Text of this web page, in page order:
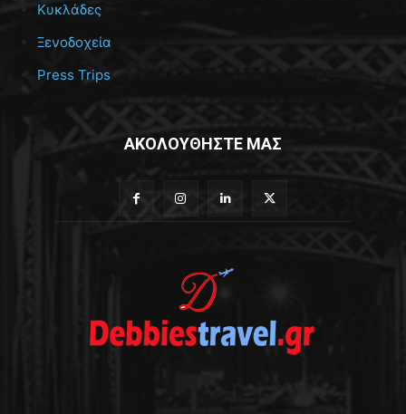
Κυκλάδες
Ξενοδοχεία
Press Trips
ΑΚΟΛΟΥΘΗΣΤΕ ΜΑΣ